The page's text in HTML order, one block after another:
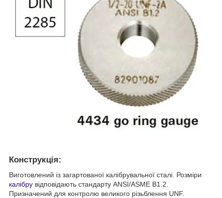
Конструкція:
Виготовлений із загартованої калібрувальної сталі. Розміри
калібру відповідають стандарту ANSI/ASME B1.2.
Призначений для контролю великого різьблення UNF.